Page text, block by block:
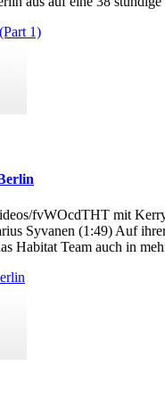
1)
fvWOcdTHT mit
Syvanen (1:49) Auf
Habitat Team auch in